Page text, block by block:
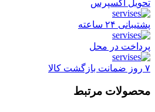
تحویل اکسپرس
پشتیبانی ۲۴ ساعته
پرداخت در محل
۷ روز ضمانت بازگشت کالا
محصولات مرتبط